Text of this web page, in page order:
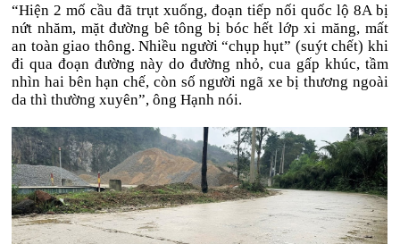
“Hiện 2 mố cầu đã trụt xuống, đoạn tiếp nối quốc lộ 8A bị
nứt nhăm, mặt đường bê tông bị bóc hết lớp xi măng, mất
an toàn giao thông. Nhiều người “chụp hụt” (suýt chết) khi
đi qua đoạn đường này do đường nhỏ, cua gấp khúc, tầm
nhìn hai bên hạn chế, còn số người ngã xe bị thương ngoài
da thì thường xuyên”, ông Hạnh nói.